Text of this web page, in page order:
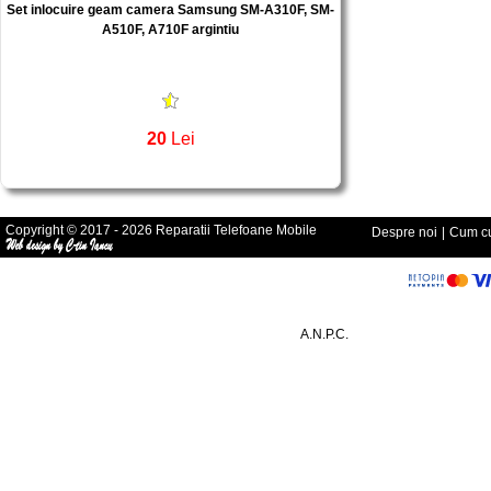
Set inlocuire geam camera Samsung SM-A310F, SM-
A510F, A710F argintiu
20 Lei
Copyright © 2017 - 2026 Reparatii Telefoane Mobile Despre noi | Cum
A.N.P.C.